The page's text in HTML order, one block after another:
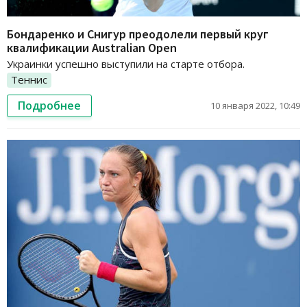
Бондаренко и Снигур преодолели первый круг
квалификации Australian Open
Украинки успешно выступили на старте отбора.
Теннис
Подробнее 10 января 2022, 10:49